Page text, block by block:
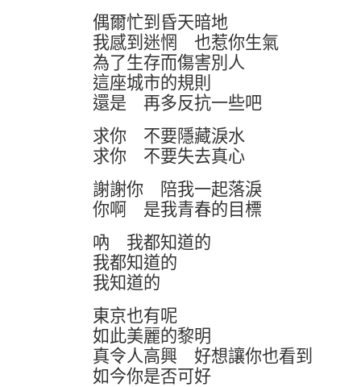
偶爾忙到昏天暗地
我感到迷惘 也惹你生氣
為了生存而傷害別人
這座城市的規則
還是 再多反抗一些吧
求你 不要隱藏淚水
求你 不要失去真心
謝謝你 陪我一起落淚
你啊 是我青春的目標
吶 我都知道的
我都知道的
我知道的
東京也有呢
如此美麗的黎明
真令人高興 好想讓你也看到
如今你是否可好